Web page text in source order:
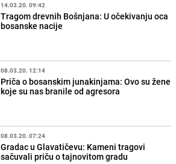
14.03.20. 09:42
Tragom drevnih Bošnjana: U očekivanju oca
bosanske nacije
08.03.20. 12:14
Priča o bosanskim junakinjama: Ovo su žene
koje su nas branile od agresora
08.03.20. 07:24
Gradac u Glavatičevu: Kameni tragovi
sačuvali priču o tajnovitom gradu